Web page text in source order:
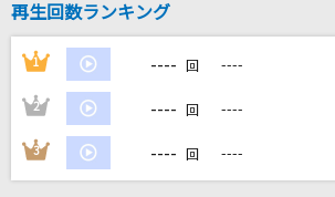
＝LOVE
再生回数ランキング
1 ---- 回 ----
2 ---- 回 ----
3 ---- 回 ----